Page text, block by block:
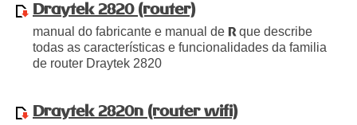
Draytek 2820 (router)
manual do fabricante e manual de R que describe
todas as características e funcionalidades da familia
de router Draytek 2820
Draytek 2820n (router wifi)